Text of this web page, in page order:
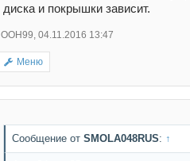
диска и покрышки зависит.
ООН99, 04.11.2016 13:47
Меню
Сообщение от SMOLA048RUS: ↑